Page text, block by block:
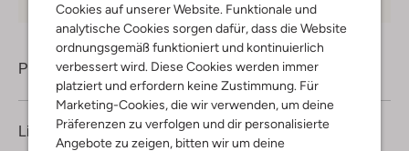
Cookies auf unserer Website. Funktionale und
analytische Cookies sorgen dafür, dass die Website
ordnungsgemäß funktioniert und kontinuierlich
verbessert wird. Diese Cookies werden immer
platziert und erfordern keine Zustimmung. Für
Marketing-Cookies, die wir verwenden, um deine
Präferenzen zu verfolgen und dir personalisierte
Angebote zu zeigen, bitten wir um deine
Produktinformation
Lieferung & Rückgabe